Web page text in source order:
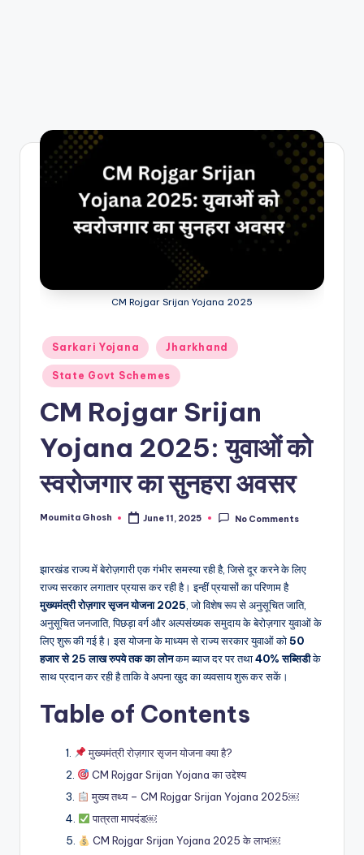
CM Rojgar Srijan Yojana 2025
Posted
in
Sarkari Yojana Jharkhand
State Govt Schemes
CM Rojgar Srijan
Yojana 2025: युवाओं को
स्वरोजगार का सुनहरा अवसर
Posted
Moumita Ghosh June 11, 2025 No Comments
झारखंड राज्य में बेरोज़गारी एक गंभीर समस्या रही है, जिसे दूर करने के लिए
राज्य सरकार लगातार प्रयास कर रही है। इन्हीं प्रयासों का परिणाम है
मुख्यमंत्री रोज़गार सृजन योजना 2025 , जो विशेष रूप से अनुसूचित जाति,
अनुसूचित जनजाति, पिछड़ा वर्ग और अल्पसंख्यक समुदाय के बेरोज़गार युवाओं के
लिए शुरू की गई है। इस योजना के माध्यम से राज्य सरकार युवाओं को50
हजार से 25 लाख रुपये तक का लोनकम ब्याज दर पर तथा40% सब्सिडीके
साथ प्रदान कर रही है ताकि वे अपना खुद का व्यवसाय शुरू कर सकें।
Table of Contents
मुख्यमंत्री रोज़गार सृजन योजना क्या है?
CM Rojgar Srijan Yojana का उद्देश्य
मुख्य तथ्य – CM Rojgar Srijan Yojana 2025￼
पात्रता मापदंड￼
CM Rojgar Srijan Yojana 2025 के लाभ￼